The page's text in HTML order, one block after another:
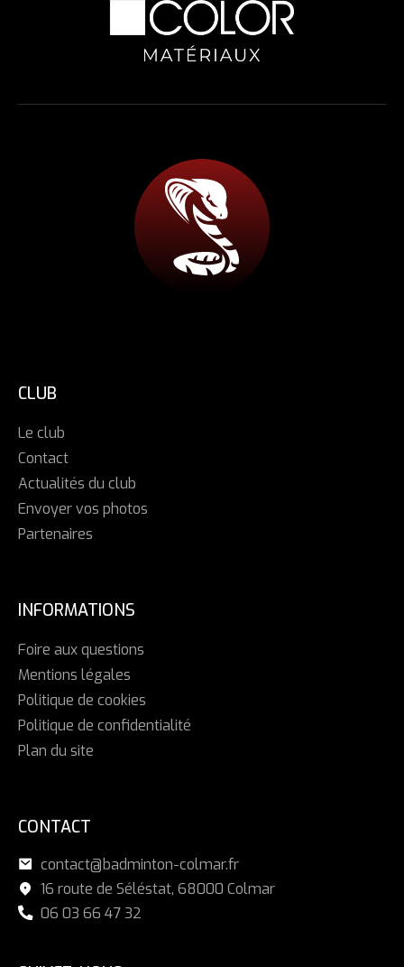
CLUB
Le club
Contact
Actualités du club
Envoyer vos photos
Partenaires
INFORMATIONS
Foire aux questions
Mentions légales
Politique de cookies
Politique de confidentialité
Plan du site
CONTACT
contact@badminton-colmar.fr
16 route de Séléstat, 68000 Colmar
06 03 66 47 32